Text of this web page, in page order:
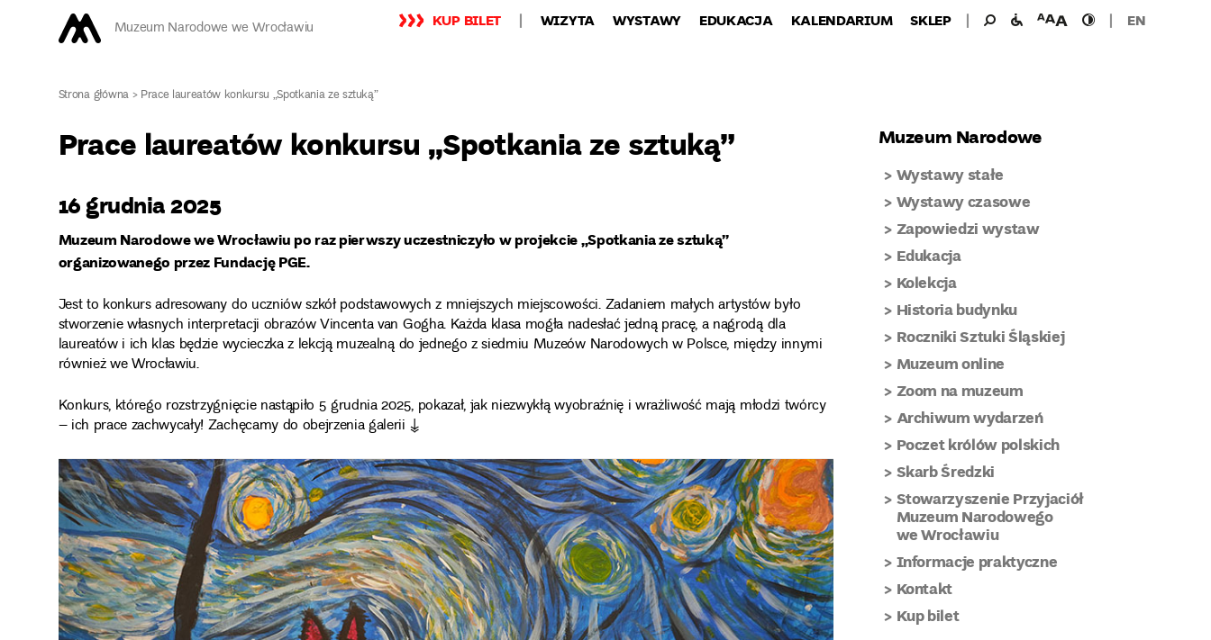
Muzeum Narodowe we Wrocławiu KUP BILET WIZYTA WYSTAWY EDUKACJA KALENDARIUM SKLEP Wyszukaj
Wyszukiwanie
dla:
udogodnieniawielkość
czcionki
wysoki
kontrast
EN
Strona główna>Prace laureatów konkursu „Spotkania ze sztuką”
Prace laureatów konkursu „Spotkania ze sztuką”
16 grudnia 2025
Muzeum Narodowe we Wrocławiu po raz pierwszy uczestniczyło w projekcie „Spotkania ze sztuką”
organizowanego przez Fundację PGE.
Jest to konkurs adresowany do uczniów szkół podstawowych z mniejszych miejscowości. Zadaniem małych artystów było
stworzenie własnych interpretacji obrazów Vincenta van Gogha. Każda klasa mogła nadesłać jedną pracę, a nagrodą dla
laureatów i ich klas będzie wycieczka z lekcją muzealną do jednego z siedmiu Muzeów Narodowych w Polsce, między innymi
również we Wrocławiu.
Konkurs, którego rozstrzygnięcie nastąpiło 5 grudnia 2025, pokazał, jak niezwykłą wyobraźnię i wrażliwość mają młodzi twórcy
– ich prace zachwycały! Zachęcamy do obejrzenia galerii ↡
Muzeum Narodowe
Wystawy stałe
Wystawy czasowe
Zapowiedzi wystaw
Edukacja
Kolekcja
Historia budynku
Roczniki Sztuki Śląskiej
Muzeum online
Zoom na muzeum
Archiwum wydarzeń
Poczet królów polskich
Skarb Średzki
Stowarzyszenie Przyjaciół
Muzeum Narodowego
we Wrocławiu
Informacje praktyczne
Kontakt
Kup bilet